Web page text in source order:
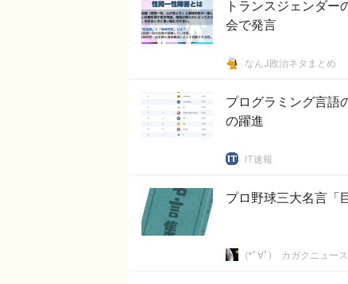
トランスジェンダ
会で発言
なんJ政治ネタまとめ
プログラミング言語
の躍進
IT速報
プロ野球三大名言「
(*ﾟ∀ﾟ)ゞカガクニュー